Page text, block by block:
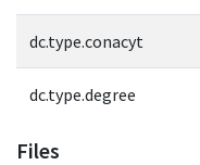
dc.type.conacyt
dc.type.degree
Files